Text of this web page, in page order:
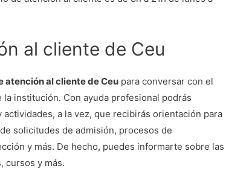
al cliente de Ceu
atención al cliente de Ceu para conversar con el
institución. Con ayuda profesional podrás
a la vez, que recibirás orientación para
solicitudes de admisión, procesos de
y más. De hecho, puedes informarte sobre las
cursos y más.